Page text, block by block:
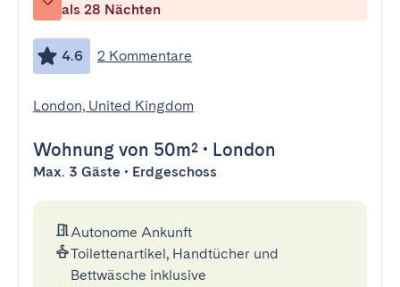
als 28 Nächten
4.6 2 Kommentare
London, United Kingdom
Wohnung von 50m² • London
Max. 3 Gäste • Erdgeschoss
Autonome Ankunft
Toilettenartikel, Handtücher und
Bettwäsche inklusive